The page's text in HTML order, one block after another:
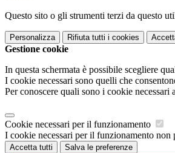
Questo sito o gli strumenti terzi da questo
Personalizza Rifiuta tutti i cookies
Gestione cookie
In questa schermata è possibile scegliere
I cookie necessari sono quelli che
Per conoscere quali sono i cookie
Cookie necessari per il funzionamento
I cookie necessari per il funzionamento
Accetta tutti Salva le preferenze